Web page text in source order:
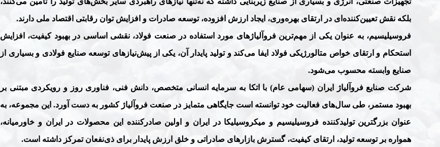
بلکه نقش تعیین‌کننده‌ای در ارتقای بهره‌وری، ایجاد ارزش افزوده، توسعه صادرات و افزایش توان رقابتی اقتصاد ملی دارند.
فروسیلیسیم، به عنوان یکی از مهم‌ترین فروآلیاژهای مورد استفاده در صنعت فولاد، نقشی اساسی در بهبود کیفیت، افزایش
استحکام و ارتقای خواص متالورژیکی فولاد ایفا می‌کند و تولید پایدار آن، یکی از پیش‌نیازهای توسعه صنایع فولادی و بسیاری از
صنایع وابسته محسوب می‌شود.
شرکت صنایع فروآلیاژ ایران (سهامی عام) با اتکا به سرمایه انسانی متخصص، دانش فنی، فناوری روز و رویکردی مبتنی بر
بهبود مستمر، طی سال‌های فعالیت خود توانسته است جایگاهی متمایز در صنعت فروآلیاژ کشور به دست آورد. این مجموعه، به
عنوان بزرگترین تولیدکننده فروسیلیسیم و میکروسیلیکا در ایران و اولین صادرکننده این محصولات در ایران و خاورمیانه،
همواره بر توسعه تولید، ارتقای کیفیت، گسترش بازارهای صادراتی و خلق ارزش پایدار برای ذی‌نفعان تمرکز داشته است.